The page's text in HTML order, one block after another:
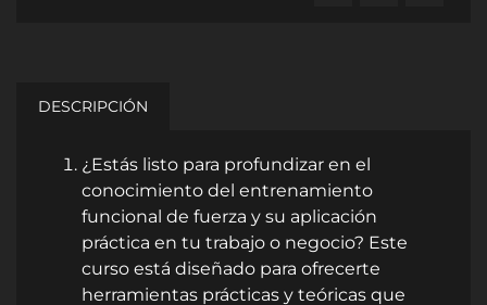
DESCRIPCIÓN
¿Estás listo para profundizar en el
conocimiento del entrenamiento
funcional de fuerza y su aplicación
práctica en tu trabajo o negocio? Este
curso está diseñado para ofrecerte
herramientas prácticas y teóricas que